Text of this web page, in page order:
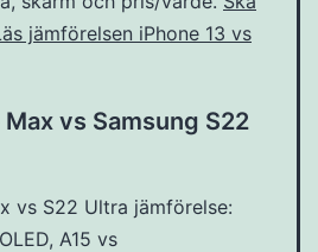
jämförelsen iPhone 13 vs
vs Samsung S22
vs S22 Ultra jämförelse:
A15 vs